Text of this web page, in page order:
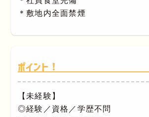
＊敷地内全面禁煙
ポイント！
【未経験】
◎経験／資格／学歴不問